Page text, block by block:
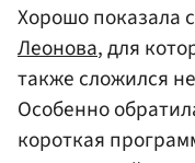
Хорошо показала
Леонова, для
также сложился
Особенно
короткая